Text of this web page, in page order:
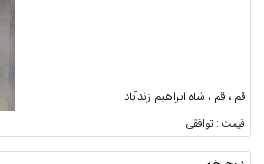
قم ، قم ، شاه ابراهیم زندآباد
قیمت : توافقی